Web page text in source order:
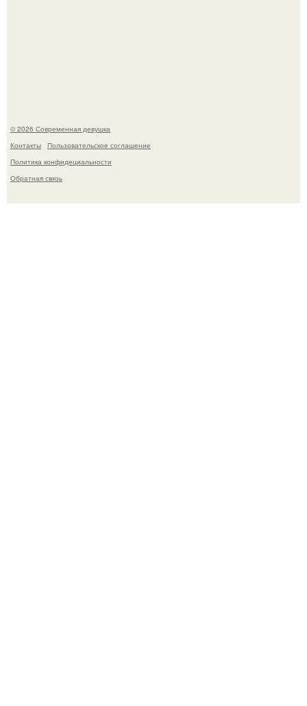
© 2026 Современная девушка
Контакты
Пользовательское соглашение
Политика конфидециальности
Обратная связь